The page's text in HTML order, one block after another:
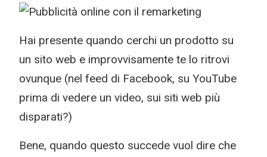
Hai presente quando cerchi un prodotto su
un sito web e improvvisamente te lo ritrovi
ovunque (nel feed di Facebook, su YouTube
prima di vedere un video, sui siti web più
disparati?)
Bene, quando questo succede vuol dire che